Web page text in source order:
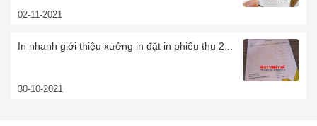
02-11-2021
In nhanh giới thiệu xưởng in đặt in phiếu thu 2...
30-10-2021